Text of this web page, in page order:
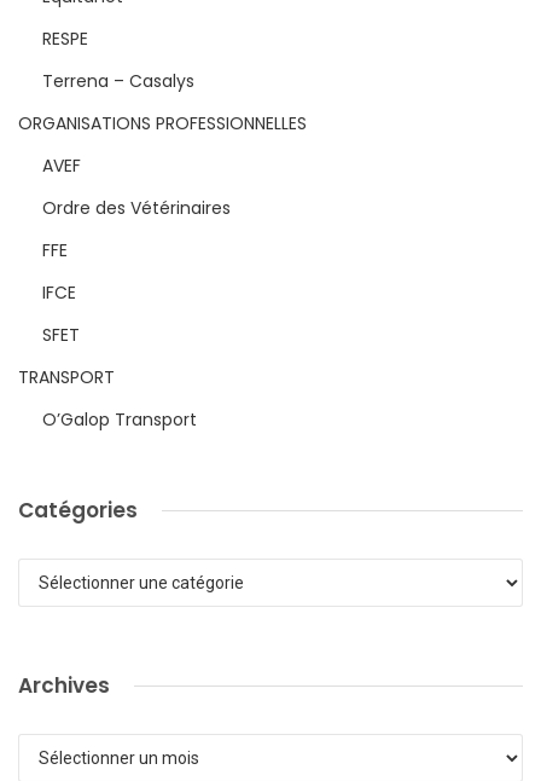
RESPE
Terrena – Casalys
ORGANISATIONS PROFESSIONNELLES
AVEF
Ordre des Vétérinaires
FFE
IFCE
SFET
TRANSPORT
O’Galop Transport
Catégories
Catégories
Archives
Archives